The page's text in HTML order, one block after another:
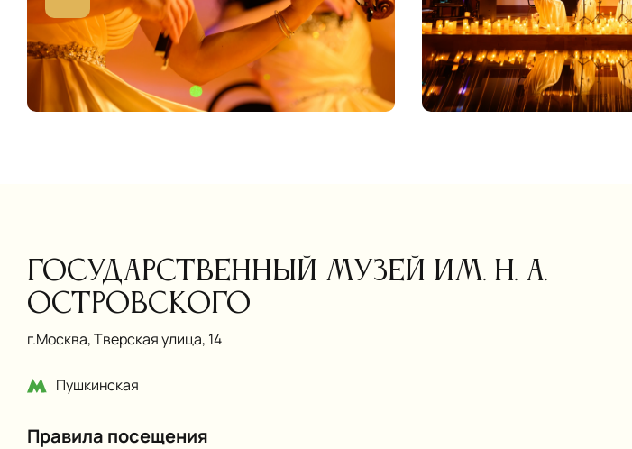
Государственный музей им. Н. А.
Островского
г.Москва, Тверская улица, 14
Пушкинская
Правила посещения